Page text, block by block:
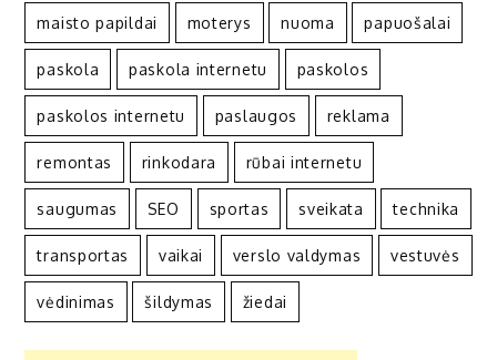
maisto papildai moterys nuoma papuošalai
paskola paskola internetu paskolos
paskolos internetu paslaugos reklama
remontas rinkodara rūbai internetu
saugumas SEO sportas sveikata technika
transportas vaikai verslo valdymas vestuvės
vėdinimas šildymas žiedai